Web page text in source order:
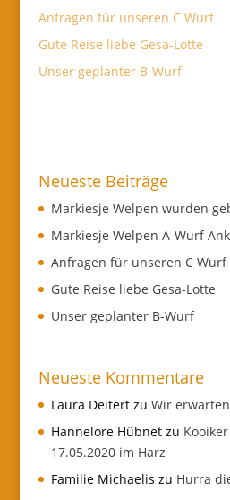
Anfragen für unseren C Wurf
Gute Reise liebe Gesa-Lotte
Unser geplanter B-Wurf
Neueste Beiträge
Markiesje Welpen wurden
Markiesje Welpen A-Wurf
Anfragen für unseren C Wurf
Gute Reise liebe Gesa-Lotte
Unser geplanter B-Wurf
Neueste Kommentare
Laura Deitertzu Wir
Hannelore Hübnetzu
17.05.2020 im Harz
Familie Michaelis zu Hurra